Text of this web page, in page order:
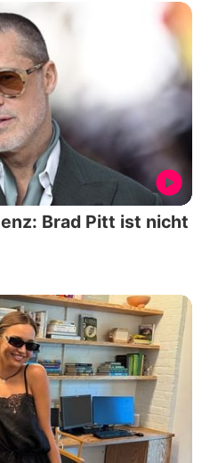
Brad Pitt ist nicht